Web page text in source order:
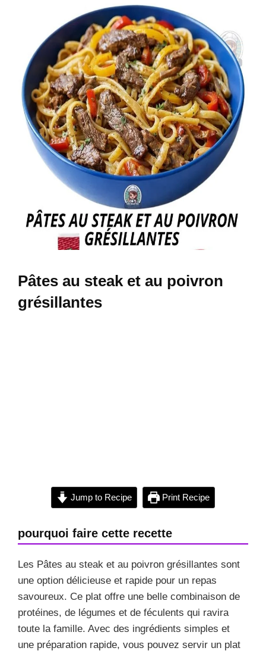
Pâtes au steak et au poivron
grésillantes
Jump to Recipe Print Recipe
pourquoi faire cette recette
Les Pâtes au steak et au poivron grésillantes sont
une option délicieuse et rapide pour un repas
savoureux. Ce plat offre une belle combinaison de
protéines, de légumes et de féculents qui ravira
toute la famille. Avec des ingrédients simples et
une préparation rapide, vous pouvez servir un plat